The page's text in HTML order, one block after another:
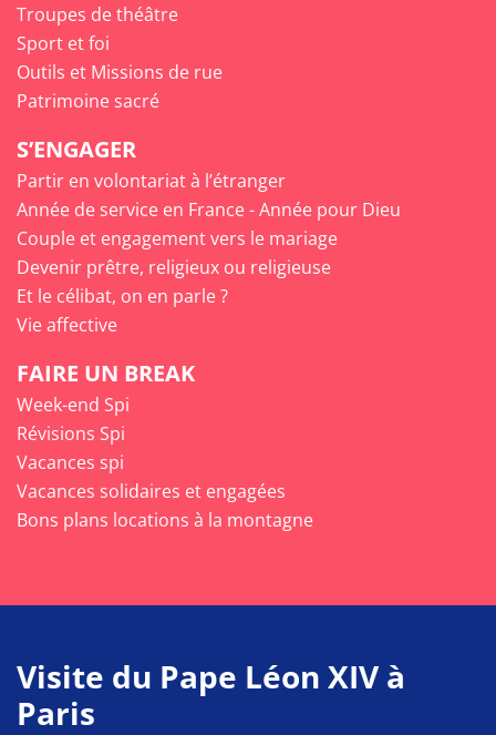
Troupes de théâtre
Sport et foi
Outils et Missions de rue
Patrimoine sacré
S’ENGAGER
Partir en volontariat à l’étranger
Année de service en France - Année pour Dieu
Couple et engagement vers le mariage
Devenir prêtre, religieux ou religieuse
Et le célibat, on en parle ?
Vie affective
FAIRE UN BREAK
Week-end Spi
Révisions Spi
Vacances spi
Vacances solidaires et engagées
Bons plans locations à la montagne
Visite du Pape Léon XIV à
Paris